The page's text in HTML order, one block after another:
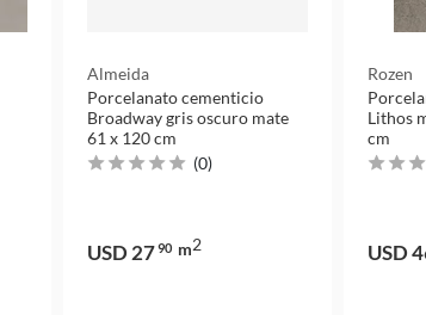
Almeida
Porcelanato cementicio
Broadway gris oscuro mate
61 x 120 cm
(0)
USD 2790 m2
Rozen
Lithos
cm
USD